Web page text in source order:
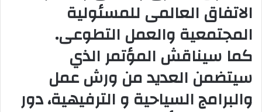
الاتفاق العالمى للمسئولية
المجتمعية والعمل التطوعى.
كما سيناقش المؤتمر الذي
سيتضمن العديد من ورش عمل
والبرامج السياحية و الترفيهية، دور